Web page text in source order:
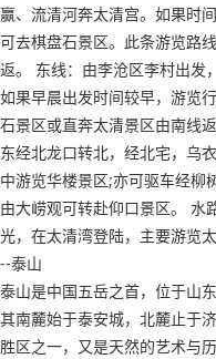
赢、流清河奔太清宫。如果时
可去棋盘石景区。此条游览路
返。 东线：由李沧区李村出发
如果早晨出发时间较早，游览
石景区或直奔太清景区由南线
东经北龙口转北，经北宅，乌
中游览华楼景区;亦可驱车经柳
由大崂观可转赴仰口景区。 水
光，在太清湾登陆，主要游览
--泰山
泰山是中国五岳之首，位于山
其南麓始于泰安城，北麓止于
胜区之一，又是天然的艺术与